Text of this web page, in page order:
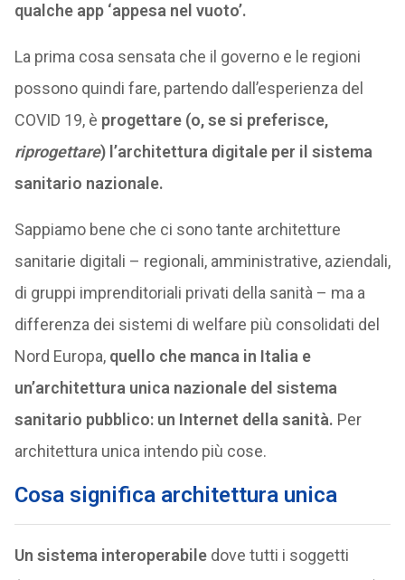
qualche app ‘appesa nel vuoto’.
La prima cosa sensata che il governo e le regioni
possono quindi fare, partendo dall’esperienza del
COVID 19, è progettare (o, se si preferisce,
riprogettare) l’architettura digitale per il sistema
sanitario nazionale.
Sappiamo bene che ci sono tante architetture
sanitarie digitali – regionali, amministrative, aziendali,
di gruppi imprenditoriali privati della sanità – ma a
differenza dei sistemi di welfare più consolidati del
Nord Europa, quello che manca in Italia e
un’architettura unica nazionale del sistema
sanitario pubblico: un Internet della sanità. Per
architettura unica intendo più cose.
Cosa significa architettura unica
Un sistema interoperabiledove tutti i soggetti